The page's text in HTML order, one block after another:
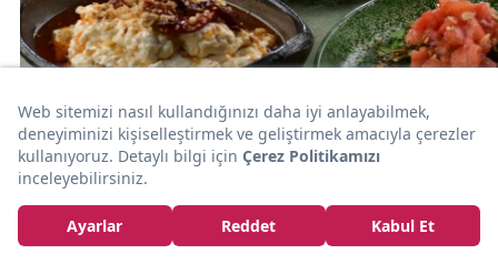
KEŞFET
Karaköy'ün En İyi Rakı Mekanları - Güncel Liste